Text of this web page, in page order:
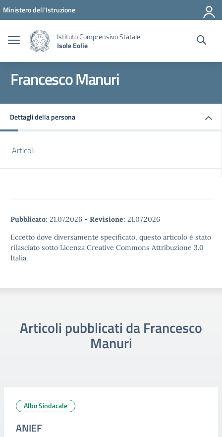
Vai ai contenuti
Vai al menu di navigazione
Vai al footer
Ministero dell'Istruzione
Istituto Comprensivo Statale
Isole Eolie
Francesco Manuri
Dettagli della persona
Articoli
Pubblicato: 21.07.2026 - Revisione: 21.07.2026
Eccetto dove diversamente specificato, questo articolo è stato
rilasciato sotto Licenza Creative Commons Attribuzione 3.0
Italia.
Articoli pubblicati da Francesco
Manuri
Albo Sindacale
ANIEF